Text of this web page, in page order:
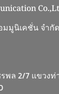
มูนิเคชั่น จำกัด
รพล 2/7 แขวงท่